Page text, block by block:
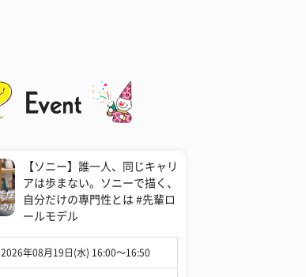
【ソニー】誰一人、同じキャリ
アは歩まない。ソニーで描く、
自分だけの専門性とは #先輩ロ
ールモデル
2026年08月19日(水) 16:00〜16:50